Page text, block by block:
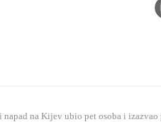
napad na Kijev ubio pet osoba i izazvao